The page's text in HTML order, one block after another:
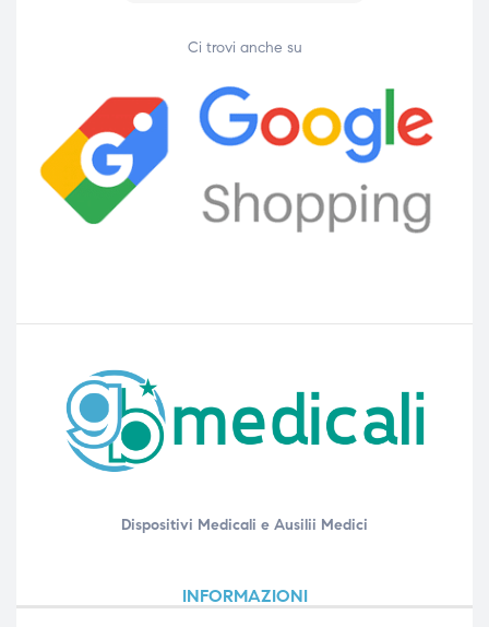
Ci trovi anche su
Dispositivi Medicali e Ausilii Medici
INFORMAZIONI